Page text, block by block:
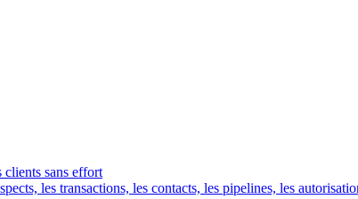
clients sans effort
les transactions, les contacts, les pipelines, les